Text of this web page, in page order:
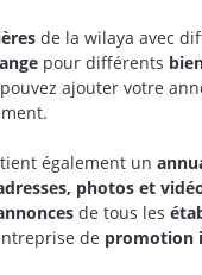
de la wilaya avec
pour différents
ajouter votre
également un
photos et
de tous les
de promotion